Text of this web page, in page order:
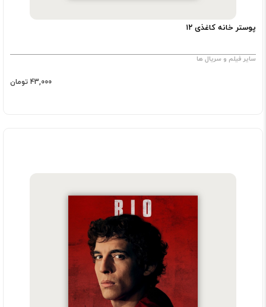
پوستر خانه کاغذی ۱۲
سایر فیلم و سریال ها
43,000 تومان